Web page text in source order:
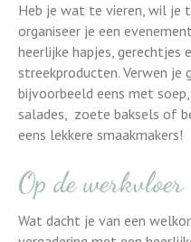
Heb je wat te vieren, wil je
organiseer je een
heerlijke hapjes, gerechtjes
streekproducten. Verwen je
bijvoorbeeld eens met
salades, zoete baksels of
eens lekkere smaakmakers!
Op de werkvloer
Wat dacht je van een